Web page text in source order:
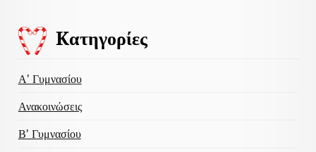
Kατηγορίες
Α' Γυμνασίου
Ανακοινώσεις
Β' Γυμνασίου